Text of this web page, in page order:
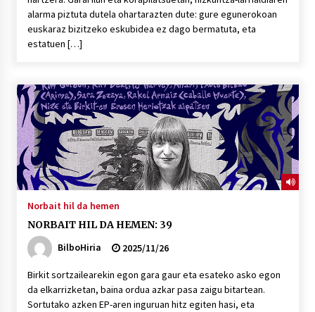
alarma piztuta dutela ohartarazten dute: gure egunerokoan
euskaraz bizitzeko eskubidea ez dago bermatuta, eta
estatuen […]
Norbait hil da hemen
NORBAIT HIL DA HEMEN: 39
BilboHiria
2025/11/26
Birkit sortzailearekin egon gara gaur eta esateko asko egon
da elkarrizketan, baina ordua azkar pasa zaigu bitartean.
Sortutako azken EP-aren inguruan hitz egiten hasi, eta